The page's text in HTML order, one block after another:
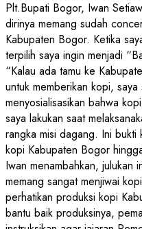
Plt.Bupati Bogor, Iwan
dirinya memang sudah
Kabupaten Bogor. Ketika
terpilih saya ingin menjadi
“Kalau ada tamu ke
untuk memberikan kopi,
menyosialisasikan bahwa
saya lakukan saat
rangka misi dagang. Ini bukti
kopi Kabupaten Bogor
Iwan menambahkan, julukan
memang sangat menjiwai
perhatikan produksi kopi
bantu baik produksinya,